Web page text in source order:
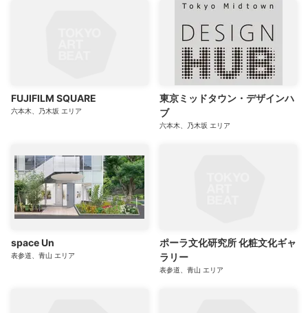
FUJIFILM SQUARE
六本木、乃木坂 エリア
東京ミッドタウン・デザインハ
ブ
六本木、乃木坂 エリア
space Un
表参道、青山 エリア
ポーラ文化研究所 化粧文化ギャ
ラリー
表参道、青山 エリア